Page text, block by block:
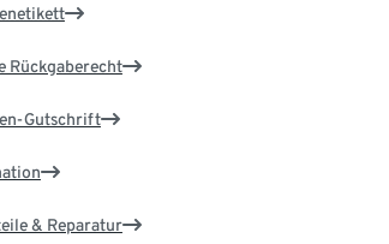
Rückgaberecht
Gutschrift
& Reparatur